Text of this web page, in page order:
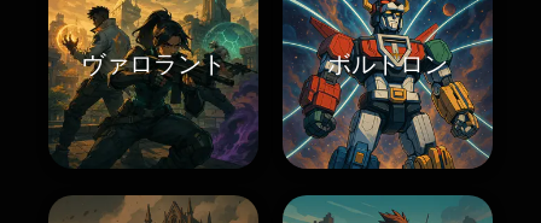
ヴァロラント ボルトロン